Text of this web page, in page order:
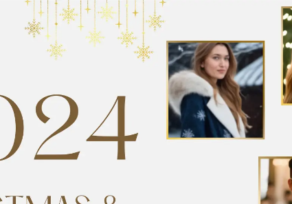
21 de dezembro de 2023• 1 minuto de leitura